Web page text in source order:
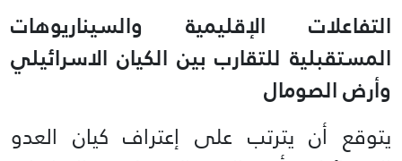
التفاعلات الإقليمية والسيناريوهات
المستقبلية للتقارب بين الكيان الاسرائيلي
وأرض الصومال
يتوقع أن يترتب على إعتراف كيان العدو